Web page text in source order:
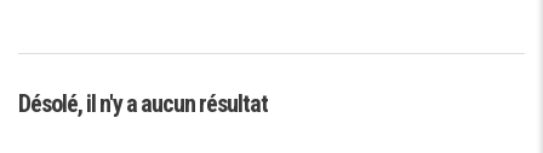
Désolé, il n'y a aucun résultat